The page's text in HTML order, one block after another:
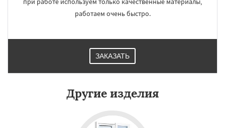
работаем очень быстро.
ЗАКАЗАТЬ
Другие изделия